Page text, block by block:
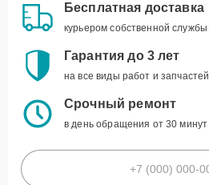
Бесплатная доставка
курьером собственной службы
Гарантия до 3 лет
на все виды работ и запчастей
Срочный ремонт
в день обращения от 30 минут